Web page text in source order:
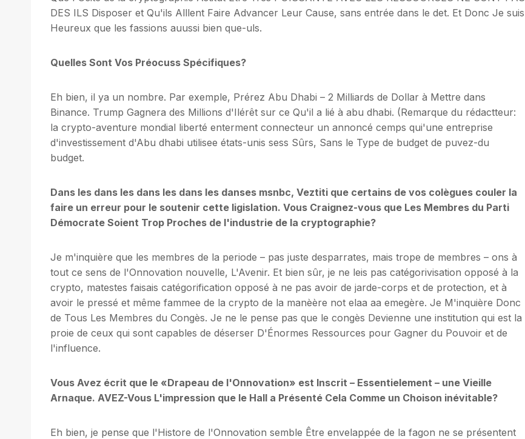
DES ILS Disposer et Qu'ils Alllent Faire Advancer Leur Cause, sans entrée dans le det. Et Donc Je suis
Heureux que les fassions auussi bien que-uls.
Quelles Sont Vos Préocuss Spécifiques?
Eh bien, il ya un nombre. Par exemple, Prérez Abu Dhabi – 2 Milliards de Dollar à Mettre dans
Binance. Trump Gagnera des Millions d'Ilérêt sur ce Qu'il a lié à abu dhabi. (Remarque du rédactteur:
la crypto-aventure mondial liberté enterment connecteur un annoncé cemps qui'une entreprise
d'investissement d'Abu dhabi utilisee états-unis sess Sûrs, Sans le Type de budget de puvez-du
budget.
Dans les dans les dans les dans les danses msnbc, Veztiti que certains de vos colègues couler la
faire un erreur pour le soutenir cette ligislation. Vous Craignez-vous que Les Membres du Parti
Démocrate Soient Trop Proches de l'industrie de la cryptographie?
Je m'inquière que les membres de la periode – pas juste desparrates, mais trope de membres – ons à
tout ce sens de l'Onnovation nouvelle, L'Avenir. Et bien sûr, je ne leis pas catégorivisation opposé à la
crypto, matestes faisais catégorification opposé à ne pas avoir de jarde-corps et de protection, et à
avoir le pressé et même fammee de la crypto de la manèère not elaa aa emegère. Je M'inquière Donc
de Tous Les Membres du Congès. Je ne le pense pas que le congès Devienne une institution qui est la
proie de ceux qui sont capables de déserser D'Énormes Ressources pour Gagner du Pouvoir et de
l'influence.
Vous Avez écrit que le «Drapeau de l'Onnovation» est Inscrit – Essentielement – une Vieille
Arnaque. AVEZ-Vous L'impression que le Hall a Présenté Cela Comme un Choison inévitable?
Eh bien, je pense que l'Histore de l'Onnovation semble Être envelappée de la fagon ne se présentent